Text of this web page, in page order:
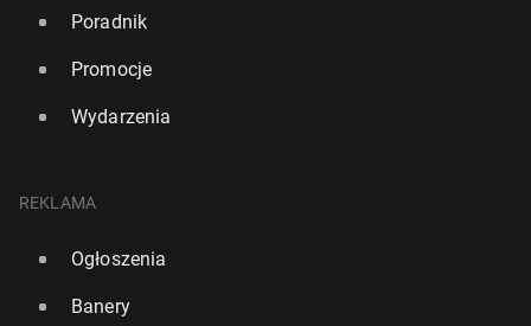
Poradnik
Promocje
Wydarzenia
REKLAMA
Ogłoszenia
Banery